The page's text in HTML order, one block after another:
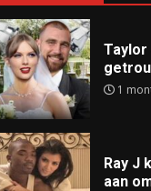
1
Ray J
aan